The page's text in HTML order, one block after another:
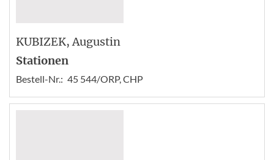
KUBIZEK, Augustin
Stationen
Bestell-Nr.: 45 544/ORP, CHP